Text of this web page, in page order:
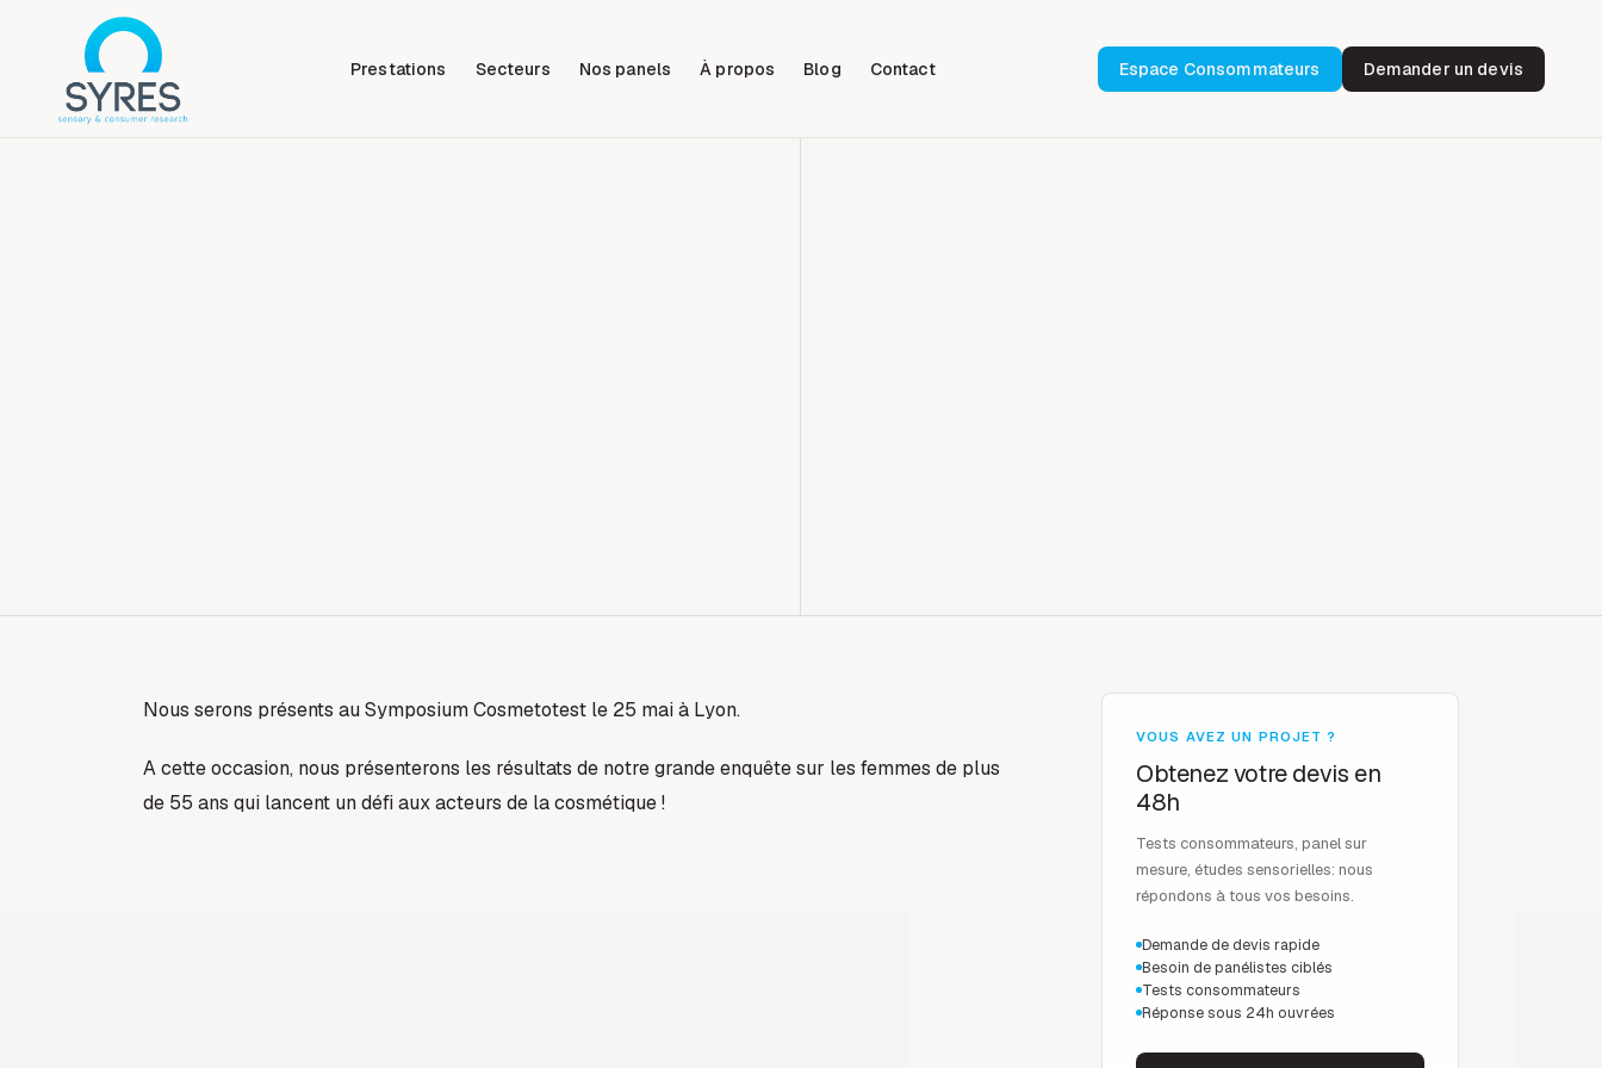
Prestations Secteurs Nos panels À propos Blog Contact Espace Consommateurs Demander un devis
Nous serons présents au Symposium Cosmetotest le 25 mai à Lyon.
A cette occasion, nous présenterons les résultats de notre grande enquête sur les femmes de plus
de 55 ans qui lancent un défi aux acteurs de la cosmétique !
VOUS AVEZ UN PROJET ?
Obtenez votre devis en
48h
Tests consommateurs, panel sur
mesure, études sensorielles: nous
répondons à tous vos besoins.
Demande de devis rapide
Besoin de panélistes ciblés
Tests consommateurs
Réponse sous 24h ouvrées